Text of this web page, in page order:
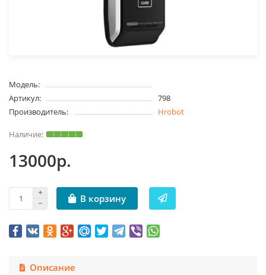
Модель:
Артикул:
798
Производитель:
Hrobot
13000р.
В корзину
Описание